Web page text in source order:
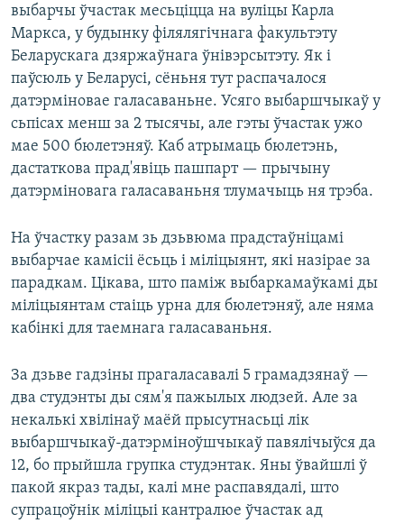
выбарчы ўчастак месьціцца на вуліцы Карла
Маркса, у будынку філялягічнага факультэту
Беларускага дзяржаўнага ўнівэрсытэту. Як і
паўсюль у Беларусі, сёньня тут распачалося
датэрміновае галасаваньне. Усяго выбаршчыкаў у
сьпісах менш за 2 тысячы, але гэты ўчастак ужо
мае 500 бюлетэняў. Каб атрымаць бюлетэнь,
дастаткова прад'явіць пашпарт — прычыну
датэрміновага галасаваньня тлумачыць ня трэба.
На ўчастку разам зь дзьвюма прадстаўніцамі
выбарчае камісіі ёсьць і міліцыянт, які назірае за
парадкам. Цікава, што паміж выбаркамаўкамі ды
міліцыянтам стаіць урна для бюлетэняў, але няма
кабінкі для таемнага галасаваньня.
За дзьве гадзіны прагаласавалі 5 грамадзянаў —
два студэнты ды сям'я пажылых людзей. Але за
некалькі хвілінаў маёй прысутнасьці лік
выбаршчыкаў-датэрміноўшчыкаў павялічыўся да
12, бо прыйшла групка студэнтак. Яны ўвайшлі ў
пакой якраз тады, калі мне распавядалі, што
супрацоўнік міліцыі кантралюе ўчастак ад